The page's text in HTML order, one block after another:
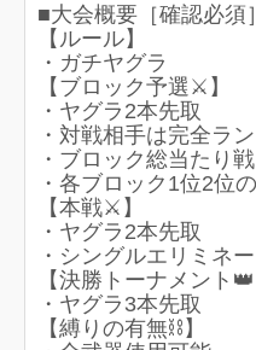
■大会概要［確認必須］
【ルール】
・ガチヤグラ
【ブロック予選⚔】
・ヤグラ2本先取
・対戦相手は完全ラ
・ブロック総当たり戦
・各ブロック1位2位
【本戦⚔】
・ヤグラ2本先取
・シングルエリミネ
【決勝トーナメント👑
・ヤグラ3本先取
【縛りの有無⛓】